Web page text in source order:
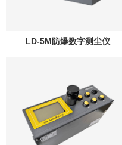
LD-5M防爆数字测尘仪